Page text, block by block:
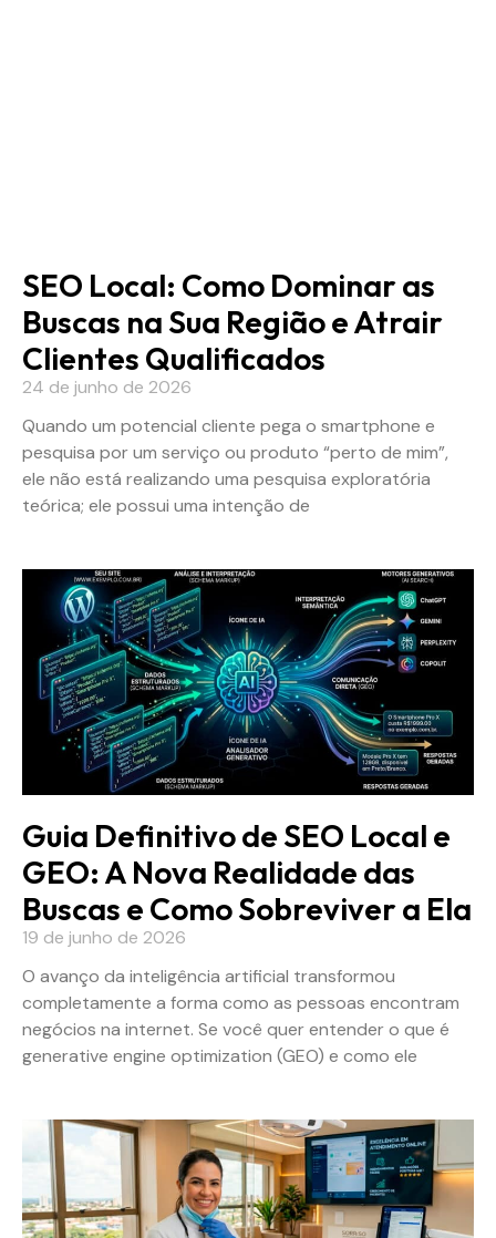
SEO Local: Como Dominar as
Buscas na Sua Região e Atrair
Clientes Qualificados
24 de junho de 2026
Quando um potencial cliente pega o smartphone e
pesquisa por um serviço ou produto “perto de mim”,
ele não está realizando uma pesquisa exploratória
teórica; ele possui uma intenção de
Guia Definitivo de SEO Local e
GEO: A Nova Realidade das
Buscas e Como Sobreviver a Ela
19 de junho de 2026
O avanço da inteligência artificial transformou
completamente a forma como as pessoas encontram
negócios na internet. Se você quer entender o que é
generative engine optimization (GEO) e como ele